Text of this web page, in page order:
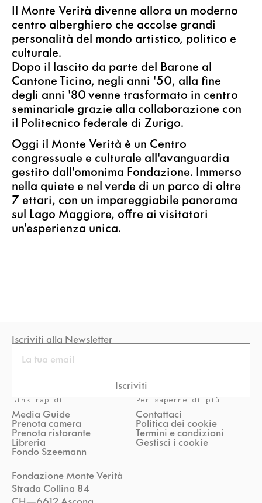
Il Monte Verità divenne allora un moderno
centro alberghiero che accolse grandi
personalità del mondo artistico, politico e
culturale.
Dopo il lascito da parte del Barone al
Cantone Ticino, negli anni '50, alla fine
degli anni '80 venne trasformato in centro
seminariale grazie alla collaborazione con
il Politecnico federale di Zurigo.
Oggi il Monte Verità è un Centro
congressuale e culturale all'avanguardia
gestito dall'omonima Fondazione. Immerso
nella quiete e nel verde di un parco di oltre
7 ettari, con un impareggiabile panorama
sul Lago Maggiore, offre ai visitatori
un'esperienza unica.
Iscriviti alla Newsletter
Email
Iscriviti
Link rapidi
Media Guide
Prenota camera
Prenota ristorante
Libreria
Fondo Szeemann
Per saperne di più
Contattaci
Politica dei cookie
Termini e condizioni
Gestisci i cookie
Fondazione Monte Verità
Strada Collina 84